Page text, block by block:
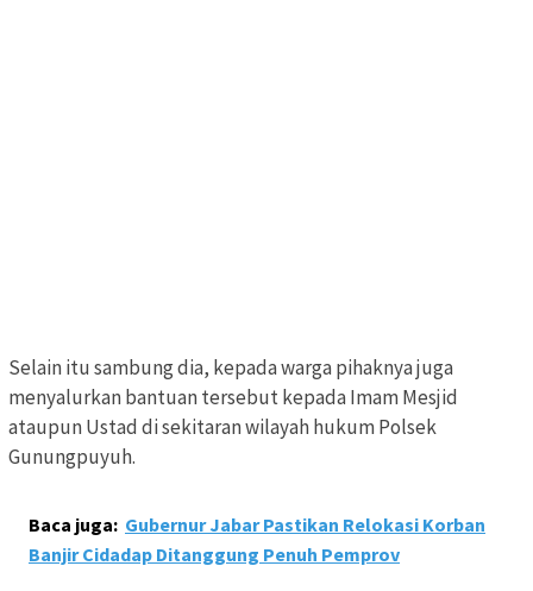
Selain itu sambung dia, kepada warga pihaknya juga
menyalurkan bantuan tersebut kepada Imam Mesjid
ataupun Ustad di sekitaran wilayah hukum Polsek
Gunungpuyuh.
Baca juga: Gubernur Jabar Pastikan Relokasi Korban
Banjir Cidadap Ditanggung Penuh Pemprov